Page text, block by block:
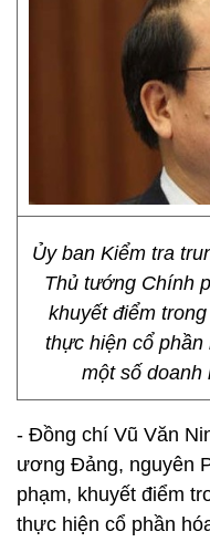
Ủy ban Kiểm tra
Thủ tướng Chính
khuyết điểm
thực hiện cổ
một số doanh
- Đồng chí Vũ Văn
ương Đảng, nguyên
phạm, khuyết điểm
thực hiện cổ phần